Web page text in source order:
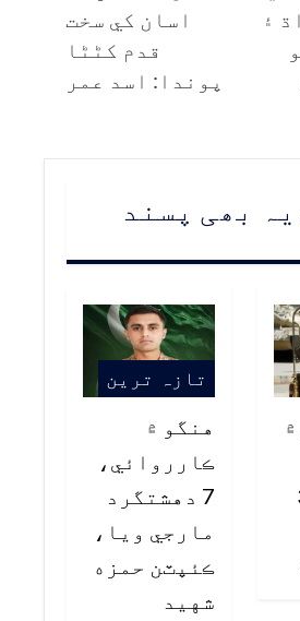
۽
اسان کي سخت
قدم کڻڻا
پوندا: اسد عمر
بھی پسند
3
تازہ ترین
هنگو ۾
ڪارروائي،
7 دهشتگرد
مارجي ويا،
ڪئپٽن حمزه
شهيد